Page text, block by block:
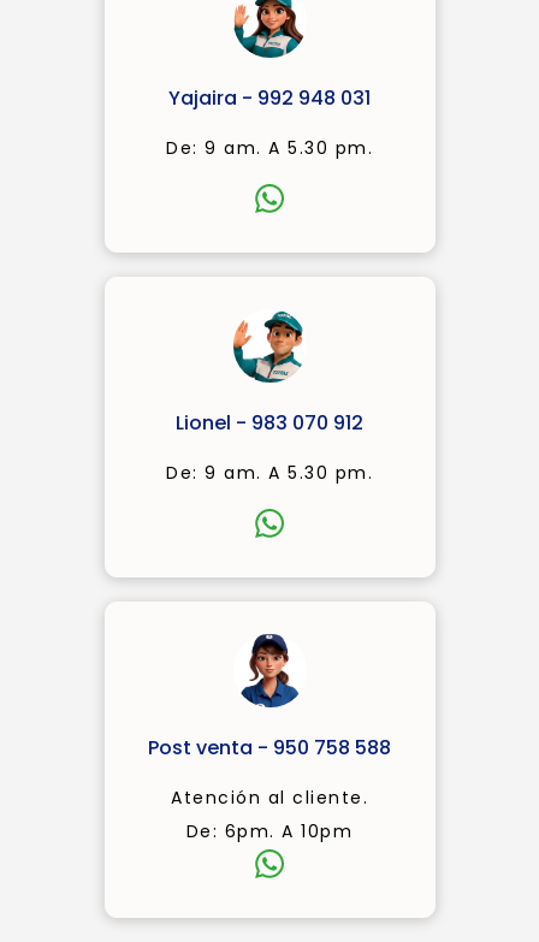
Yajaira - 992 948 031
De: 9 am. A 5.30 pm.
Lionel - 983 070 912
De: 9 am. A 5.30 pm.
Post venta - 950 758 588
Atención al cliente.
De: 6pm. A 10pm